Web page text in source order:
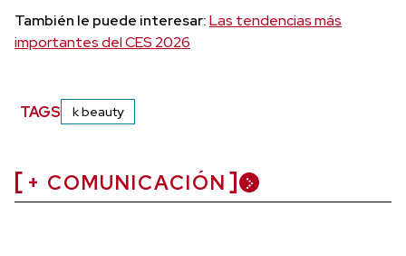
También le puede interesar:Las tendencias más
importantes del CES 2026
TAGS k beauty
+ COMUNICACIÓN